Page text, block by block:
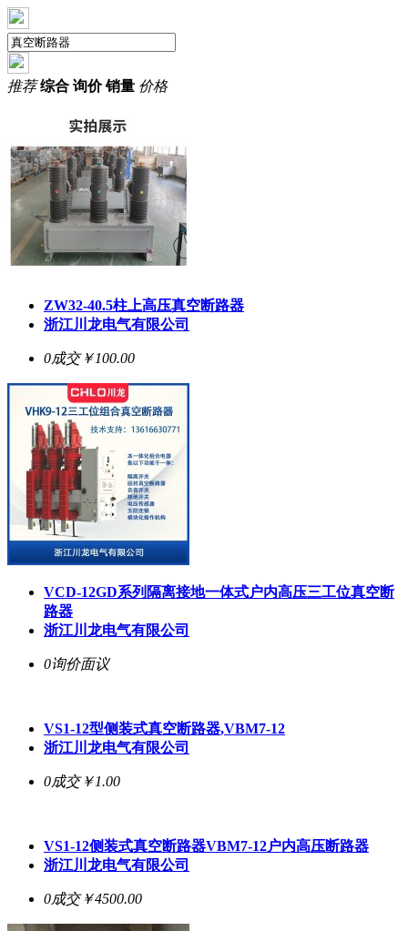
推荐 综合 询价 销量 价格
ZW32-40.5柱上高压真空断路器
浙江川龙电气有限公司
0成交￥100.00
VCD-12GD系列隔离接地一体式户内高压三工位真空断
路器
浙江川龙电气有限公司
0询价面议
VS1-12型侧装式真空断路器,VBM7-12
浙江川龙电气有限公司
0成交￥1.00
VS1-12侧装式真空断路器VBM7-12户内高压断路器
浙江川龙电气有限公司
0成交￥4500.00